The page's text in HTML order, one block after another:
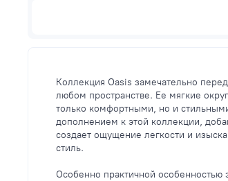
Коллекция Oasis замечательно
любом пространстве. Ее мягкие
только комфортными, но и
дополнением к этой коллекции,
создает ощущение легкости и
стиль.
Особенно практичной